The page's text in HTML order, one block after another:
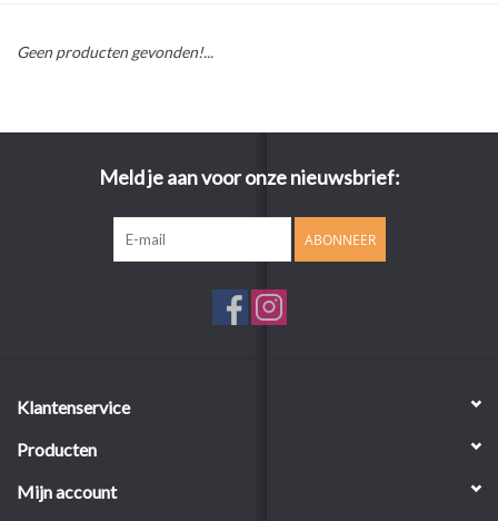
Geen producten gevonden!...
Meld je aan voor onze nieuwsbrief:
ABONNEER
Klantenservice
Producten
Mijn account